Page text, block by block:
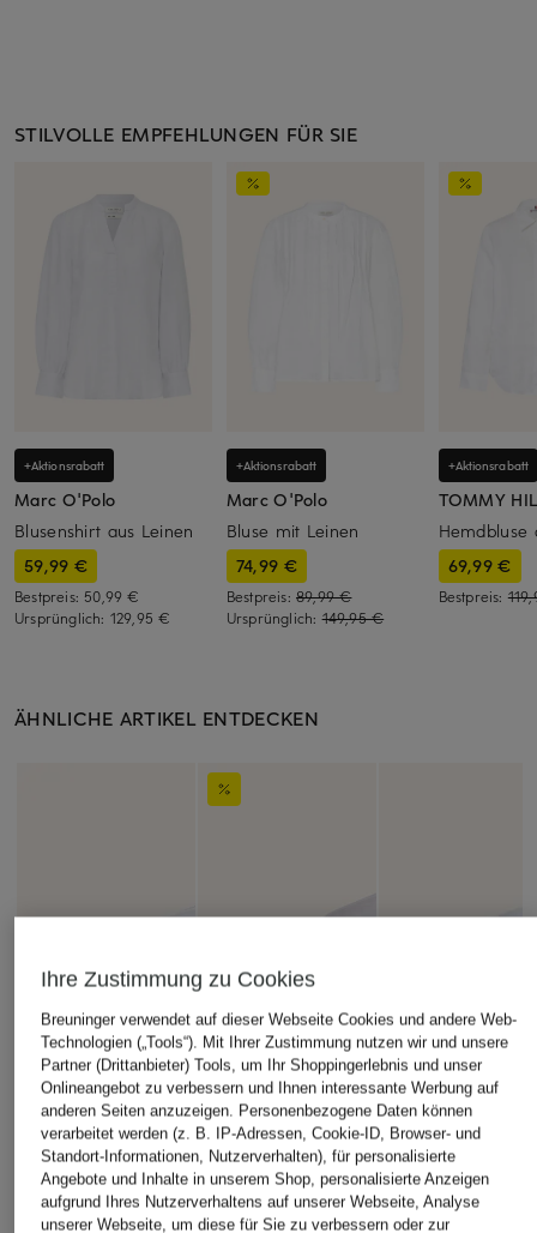
STILVOLLE EMPFEHLUNGEN FÜR SIE
+Aktionsrabatt
Marc O'Polo
Blusenshirt aus Leinen
59,99 €
Bestpreis: 50,99 €
Ursprünglich: 129,95 €
+Aktionsrabatt
Marc O'Polo
Bluse mit Leinen
74,99 €
Bestpreis: 89,99 €
Ursprünglich:149,95 €
+Aktionsrabatt
TOMMY
Hemdbluse
69,99 €
Bestpreis:
ÄHNLICHE ARTIKEL ENTDECKEN
Ihre Zustimmung zu Cookies
Breuninger verwendet auf dieser Webseite Cookies und andere Web-
Technologien („Tools“). Mit Ihrer Zustimmung nutzen wir und unsere
Partner (Drittanbieter) Tools, um Ihr Shoppingerlebnis und unser
Onlineangebot zu verbessern und Ihnen interessante Werbung auf
anderen Seiten anzuzeigen. Personenbezogene Daten können
verarbeitet werden (z. B. IP-Adressen, Cookie-ID, Browser- und
Standort-Informationen, Nutzerverhalten), für personalisierte
Angebote und Inhalte in unserem Shop, personalisierte Anzeigen
aufgrund Ihres Nutzerverhaltens auf unserer Webseite, Analyse
unserer Webseite, um diese für Sie zu verbessern oder zur